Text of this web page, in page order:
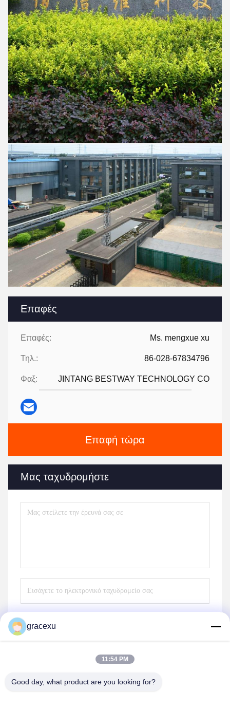
Επαφές
Επαφές: Ms. mengxue xu
Τηλ.: 86-028-67834796
Φαξ: JINTANG BESTWAY TECHNOLOGY CO
Επαφή τώρα
Μας ταχυδρομήστε
gracexu
11:54 PM
Good day, what product are you looking for?